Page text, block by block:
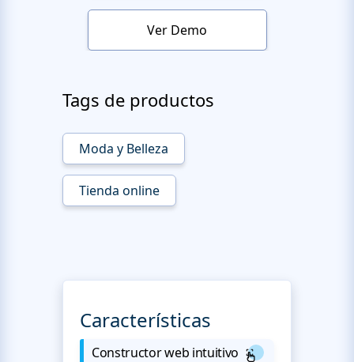
Ver Demo
Tags de productos
Moda y Belleza
Tienda online
Características
Constructor web intuitivo